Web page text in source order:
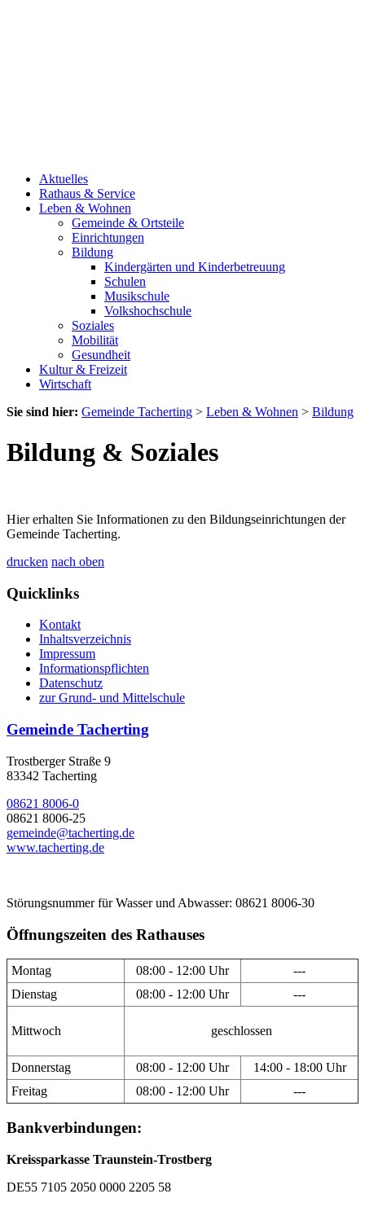
Aktuelles
Rathaus & Service
Leben & Wohnen
Gemeinde & Ortsteile
Einrichtungen
Bildung
Kindergärten und Kinderbetreuung
Schulen
Musikschule
Volkshochschule
Soziales
Mobilität
Gesundheit
Kultur & Freizeit
Wirtschaft
Sie sind hier: Gemeinde Tacherting > Leben & Wohnen > Bildung
Bildung & Soziales
Hier erhalten Sie Informationen zu den Bildungseinrichtungen der
Gemeinde Tacherting.
drucken nach oben
Quicklinks
Kontakt
Inhaltsverzeichnis
Impressum
Informationspflichten
Datenschutz
zur Grund- und Mittelschule
Gemeinde Tacherting
Trostberger Straße 9
83342 Tacherting
08621 8006-0
08621 8006-25
gemeinde@tacherting.de
www.tacherting.de
Störungsnummer für Wasser und Abwasser: 08621 8006-30
Öffnungszeiten des Rathauses
Montag 08:00 - 12:00 Uhr
---
Dienstag
08:00 - 12:00 Uhr ---
Mittwoch geschlossen
Donnerstag 08:00 - 12:00 Uhr
14:00 - 18:00 Uhr
Freitag
08:00 - 12:00 Uhr ---
Bankverbindungen:
Kreissparkasse Traunstein-Trostberg
DE55 7105 2050 0000 2205 58